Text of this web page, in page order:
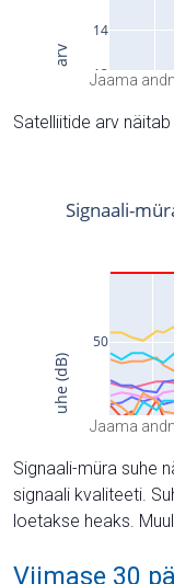
Jaama
Satelliitide arv
Jaama
Signaali-müra suhe
signaali kvaliteeti.
loetakse heaks.
Viimase 30